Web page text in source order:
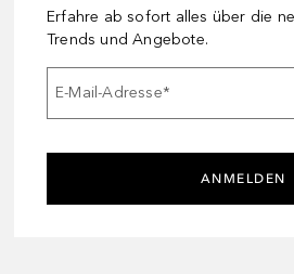
Erfahre ab sofort alles über die
Trends und Angebote.
E-Mail-Adresse*
ANMELDEN